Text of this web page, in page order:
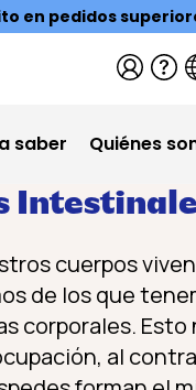
en pedidos
saber Quiénes
cuerpos
de los que
corporales. Esto
al